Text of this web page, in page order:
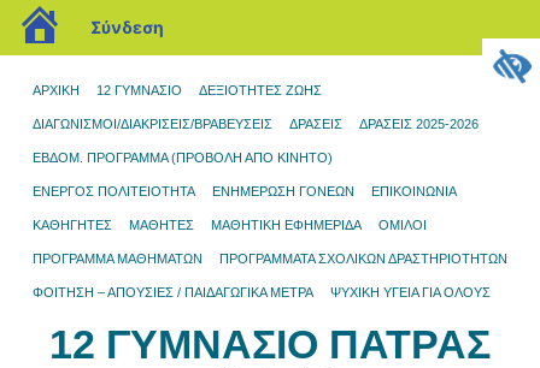
ΑΡΧΙΚΉ 12 ΓΥΜΝΆΣΙΟ ΔΕΞΙΟΤΗΤΕΣ ΖΩΗΣ
ΔΙΑΓΩΝΙΣΜΟΊ/ΔΙΑΚΡΊΣΕΙΣ/ΒΡΑΒΕΎΣΕΙΣ ΔΡΆΣΕΙΣ ΔΡΑΣΕΙΣ 2025-2026
ΕΒΔΟΜ. ΠΡΟΓΡΑΜΜΑ (ΠΡΟΒΟΛΉ ΑΠΌ ΚΙΝΗΤΌ)
ΕΝΕΡΓΟΣ ΠΟΛΙΤΕΙΟΤΗΤΑ ΕΝΗΜΈΡΩΣΗ ΓΟΝΈΩΝ ΕΠΙΚΟΙΝΩΝΊΑ
ΚΑΘΗΓΗΤΕΣ ΜΑΘΗΤΈΣ ΜΑΘΗΤΙΚΉ ΕΦΗΜΕΡΊΔΑ ΌΜΙΛΟΙ
ΠΡΌΓΡΑΜΜΑ ΜΑΘΗΜΆΤΩΝ ΠΡΟΓΡΆΜΜΑΤΑ ΣΧΟΛΙΚΏΝ ΔΡΑΣΤΗΡΙΟΤΉΤΩΝ
ΦΟΙΤΗΣΗ – ΑΠΟΥΣΙΕΣ / ΠΑΙΔΑΓΩΓΙΚΑ ΜΕΤΡΑ ΨΥΧΙΚΗ ΥΓΕΙΑ ΓΙΑ ΟΛΟΥΣ
12 ΓΥΜΝΆΣΙΟ ΠΆΤΡΑΣ
blogs.sch.gr
Σύνδεση